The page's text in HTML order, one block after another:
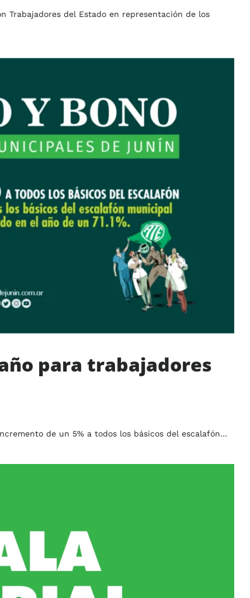
Trabajadores del Estado en representación de los
para trabajadores
de un 5% a todos los básicos del escalafón…